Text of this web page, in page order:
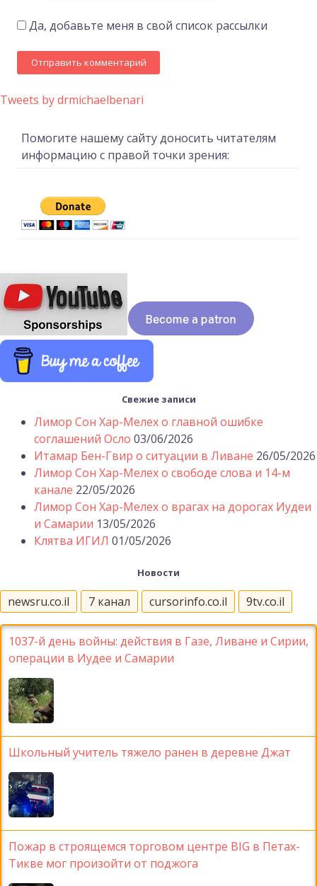
Да, добавьте меня в свой список рассылки
Tweets by drmichaelbenari
Помогите нашему сайту доносить читателям
информацию с правой точки зрения:
Свежие записи
Лимор Сон Хар-Мелех о главной ошибке
соглашений Осло 03/06/2026
Итамар Бен-Гвир о ситуации в Ливане 26/05/2026
Лимор Сон Хар-Мелех о свободе слова и 14-м
канале 22/05/2026
Лимор Сон Хар-Мелех о врагах на дорогах Иудеи
и Самарии 13/05/2026
Клятва ИГИЛ 01/05/2026
Новости
newsru.co.il 7 канал cursorinfo.co.il 9tv.co.il
1037-й день войны: действия в Газе, Ливане и Сирии,
операции в Иудее и Самарии
Школьный учитель тяжело ранен в деревне Джат
Пожар в строящемся торговом центре BIG в Петах-
Тикве мог произойти от поджога